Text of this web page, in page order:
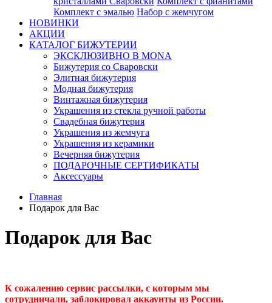
Комплект с эмалью Набор с жемчугом
НОВИНКИ
АКЦИИ
КАТАЛОГ БИЖУТЕРИИ
ЭКСКЛЮЗИВНО В MONA
Бижутерия со Сваровски
Элитная бижутерия
Модная бижутерия
Винтажная бижутерия
Украшения из стекла ручной работы
Свадебная бижутерия
Украшения из жемчуга
Украшения из керамики
Вечерняя бижутерия
ПОДАРОЧНЫЕ СЕРТИФИКАТЫ
Аксессуары
Главная
Подарок для Вас
Подарок для Вас
К сожалению сервис рассылки, с которым мы
сотрудничали, заблокировал аккаунты из России.